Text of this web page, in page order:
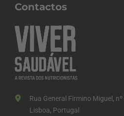
Contactos
Rua General Firmino Miguel,
Lisboa, Portugal